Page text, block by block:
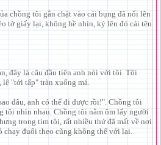
chồng tôi gắn chặt vào cái bụng đã nổi lên
tờ giấy lại, không hề nhìn, ký lên đó cái tên
đây là câu đầu tiên anh nói với tôi. Tôi
"tới tấp" tràn xuống má.
đâu, anh có thể đi được rồi!". Chồng tôi
tôi nhìn nhau. Chồng tôi nằm ôm lấy người
trong tim tôi, rất nhiều thứ đã mất về nơi
đuổi theo cũng không thể với lại.